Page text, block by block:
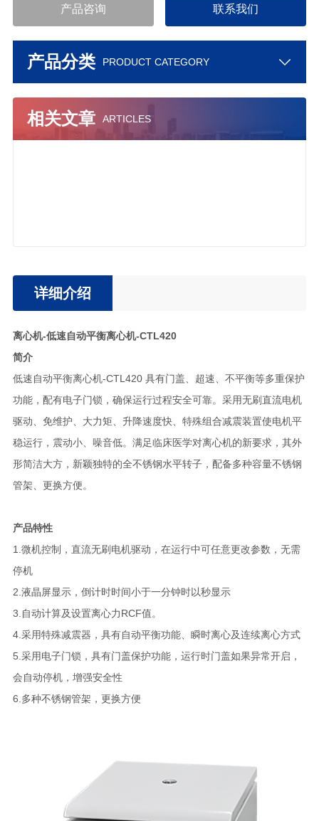
产品咨询 联系我们
产品分类 PRODUCT CATEGORY
相关文章 ARTICLES
详细介绍
离心机-低速自动平衡离心机-CTL420
简介
低速自动平衡离心机-CTL420 具有门盖、超速、不平衡等多重保护
功能，配有电子门锁，确保运行过程安全可靠。采用无刷直流电机
驱动、免维护、大力矩、升降速度快、特殊组合减震装置使电机平
稳运行，震动小、噪音低。满足临床医学对离心机的新要求，其外
形简洁大方，新颖独特的全不锈钢水平转子，配备多种容量不锈钢
管架、更换方便。
产品特性
1.微机控制，直流无刷电机驱动，在运行中可任意更改参数，无需
停机
2.液晶屏显示，倒计时时间小于一分钟时以秒显示
3.自动计算及设置离心力RCF值。
4.采用特殊减震器，具有自动平衡功能、瞬时离心及连续离心方式
5.采用电子门锁，具有门盖保护功能，运行时门盖如果异常开启，
会自动停机，增强安全性
6.多种不锈钢管架，更换方便